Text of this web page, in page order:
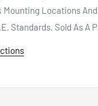
Mounting Locations
Standards. Sold As A